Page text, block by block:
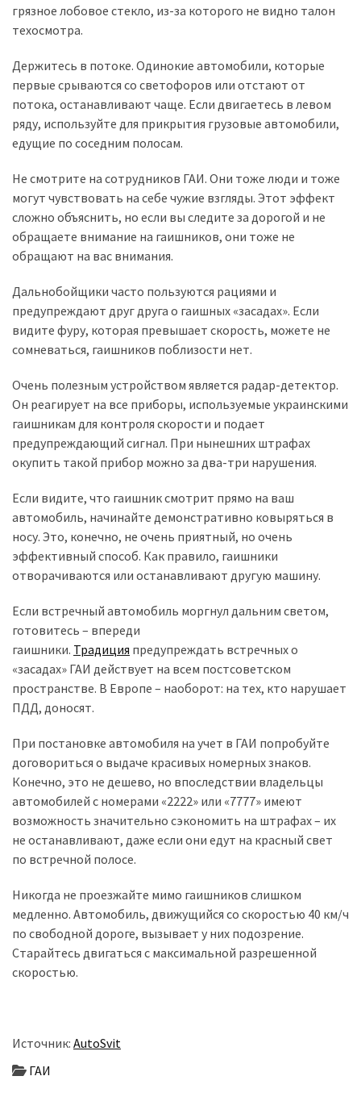
(6 037)
(3 678)
Тюнинг
спорт
Події
(521)
Автовласнику
Автозакон
(370)
(358)
Головне
(324)
драйв
(212)
Без
рубрики
грязное лобовое стекло, из-за которого не видно талон
техосмотра.
Держитесь в потоке. Одинокие автомобили, которые
первые срываются со светофоров или отстают от
потока, останавливают чаще. Если двигаетесь в левом
ряду, используйте для прикрытия грузовые автомобили,
едущие по соседним полосам.
Не смотрите на сотрудников ГАИ. Они тоже люди и тоже
могут чувствовать на себе чужие взгляды. Этот эффект
сложно объяснить, но если вы следите за дорогой и не
обращаете внимание на гаишников, они тоже не
обращают на вас внимания.
Дальнобойщики часто пользуются рациями и
предупреждают друг друга о гаишных «засадах». Если
видите фуру, которая превышает скорость, можете не
сомневаться, гаишников поблизости нет.
Очень полезным устройством является радар-детектор.
Он реагирует на все приборы, используемые украинскими
гаишникам для контроля скорости и подает
предупреждающий сигнал. При нынешних штрафах
окупить такой прибор можно за два-три нарушения.
Если видите, что гаишник смотрит прямо на ваш
автомобиль, начинайте демонстративно ковыряться в
носу. Это, конечно, не очень приятный, но очень
эффективный способ. Как правило, гаишники
отворачиваются или останавливают другую машину.
Если встречный автомобиль моргнул дальним светом,
готовитесь – впереди
гаишники. Традиция предупреждать встречных о
«засадах» ГАИ действует на всем постсоветском
пространстве. В Европе – наоборот: на тех, кто нарушает
ПДД, доносят.
При постановке автомобиля на учет в ГАИ попробуйте
договориться о выдаче красивых номерных знаков.
Конечно, это не дешево, но впоследствии владельцы
автомобилей с номерами «2222» или «7777» имеют
возможность значительно сэкономить на штрафах – их
не останавливают, даже если они едут на красный свет
по встречной полосе.
Никогда не проезжайте мимо гаишников слишком
медленно. Автомобиль, движущийся со скоростью 40 км/ч
по свободной дороге, вызывает у них подозрение.
Старайтесь двигаться с максимальной разрешенной
скоростью.
Источник: AutoSvit
ГАИ